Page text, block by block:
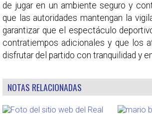
de jugar en un ambiente seguro y
que las autoridades mantengan la
garantizar que el espectáculo
contratiempos adicionales y que los
disfrutar del partido con tranquilidad y
NOTAS RELACIONADAS